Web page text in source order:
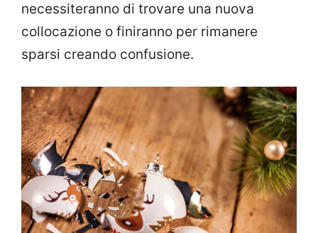
necessiteranno di trovare una nuova
collocazione o finiranno per rimanere
sparsi creando confusione.